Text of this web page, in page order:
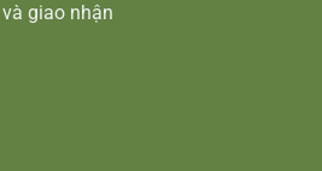
giao nhận